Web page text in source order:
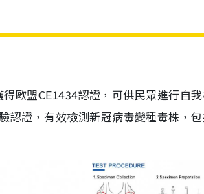
歐盟CE1434認證，可供民眾進行自
認證，有效檢測新冠病毒變種毒株，